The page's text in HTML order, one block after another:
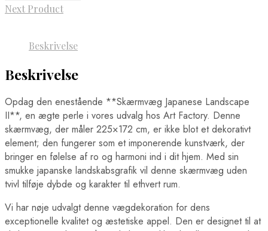
Next Product
Beskrivelse
Beskrivelse
Opdag den enestående **Skærmvæg Japanese Landscape
II**, en ægte perle i vores udvalg hos Art Factory. Denne
skærmvæg, der måler 225×172 cm, er ikke blot et dekorativt
element; den fungerer som et imponerende kunstværk, der
bringer en følelse af ro og harmoni ind i dit hjem. Med sin
smukke japanske landskabsgrafik vil denne skærmvæg uden
tvivl tilføje dybde og karakter til ethvert rum.
Vi har nøje udvalgt denne vægdekoration for dens
exceptionelle kvalitet og æstetiske appel. Den er designet til at